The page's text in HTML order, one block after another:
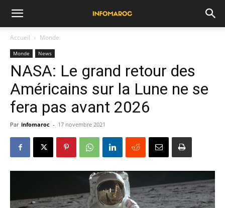
Accueil Monde
Monde News
NASA: Le grand retour des
Américains sur la Lune ne se
fera pas avant 2026
Par infomaroc - 17 novembre 2021